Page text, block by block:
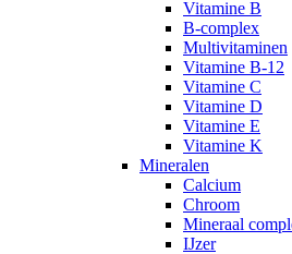
Vitamine B
B-complex
Multivitaminen
Vitamine B-12
Vitamine C
Vitamine D
Vitamine E
Vitamine K
Mineralen
Calcium
Chroom
Mineraal
IJzer